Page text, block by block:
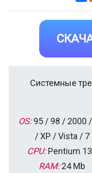
Системные
OS:95 / 98 / 2000 /
/ XP / Vista / 7
CPU:Pentium
RAM:24 Mb